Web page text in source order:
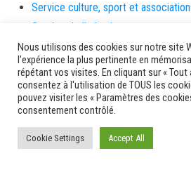
Service culture, sport et
Service de l'urbanisme
Services
sinistrés
social
Solidarité
Solidarités
sondage
Nous utilisons des cookies sur notre site
l'expérience la plus pertinente en
répétant vos visites. En cliquant sur « Tout
consentez à l'utilisation de TOUS les
pouvez visiter les « Paramètres des
consentement contrôlé.
Cookie Settings Accept All